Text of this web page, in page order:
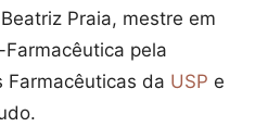
Praia, mestre em
pela
Farmacêuticas da USP e